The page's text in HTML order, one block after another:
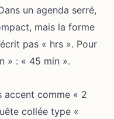
un agenda serré,
mais la forme
pas « hrs ». Pour
» : « 45 min ».
accent comme « 2
collée type «